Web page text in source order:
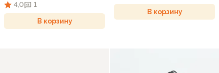
4,0
1
В корзину
В корзину